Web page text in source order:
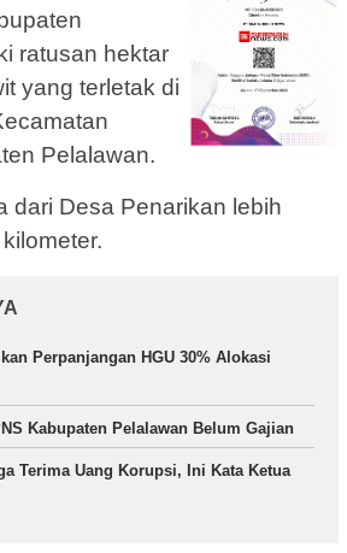
ratusan hektar
yang terletak di
Pelalawan.
dari Desa Penarikan lebih
Perpanjangan HGU 30% Alokasi
Kabupaten Pelalawan Belum Gajian
Terima Uang Korupsi, Ini Kata Ketua